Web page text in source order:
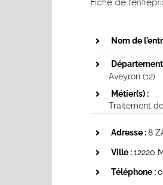
Nom de
Aveyron (12)
Métier(s) :
Traitement
Adresse :8
Ville :12220
Téléphone :